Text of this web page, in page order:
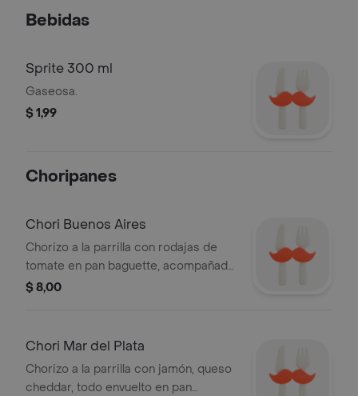
Bebidas
Sprite 300 ml
Gaseosa.
$ 1,99
Choripanes
Chori Buenos Aires
Chorizo a la parrilla con rodajas de
tomate en pan baguette, acompañado
de papas fritas.
$ 8,00
Chori Mar del Plata
Chorizo a la parrilla con jamón, queso
cheddar, todo envuelto en pan